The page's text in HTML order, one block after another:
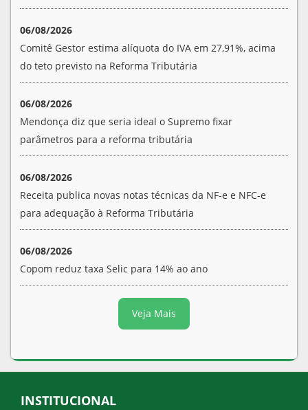
06/08/2026
Comitê Gestor estima alíquota do IVA em 27,91%, acima
do teto previsto na Reforma Tributária
06/08/2026
Mendonça diz que seria ideal o Supremo fixar
parâmetros para a reforma tributária
06/08/2026
Receita publica novas notas técnicas da NF-e e NFC-e
para adequação à Reforma Tributária
06/08/2026
Copom reduz taxa Selic para 14% ao ano
Veja Mais
INSTITUCIONAL